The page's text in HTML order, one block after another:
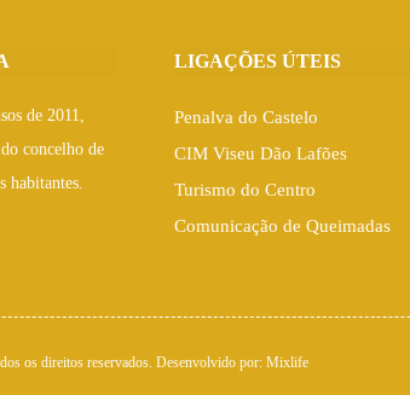
de 2011,
concelho de
habitantes.
LIGAÇÕES ÚTEIS
Penalva do Castelo
CIM Viseu Dão Lafões
Turismo do Centro
Comunicação de Queimadas
os direitos reservados. Desenvolvido por: Mixlife